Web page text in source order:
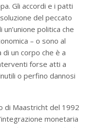
Gli accordi e i patti
del peccato
un’unione politica che
– o sono al
un corpo che è a
forse atti a
o perfino dannosi
di Maastricht del 1992
monetaria